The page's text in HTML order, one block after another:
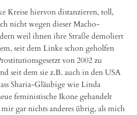
Kreise hiervon distanzieren, toll,
nicht wegen dieser Macho-
weil ihnen ihre Straße demoliert
seit dem Linke schon geholfen
von 2002 zu
seit dem sie z.B. auch in den USA
Sharia-Gläubige wie Linda
feministische Ikone gehandelt
gar nichts anderes übrig, als mich